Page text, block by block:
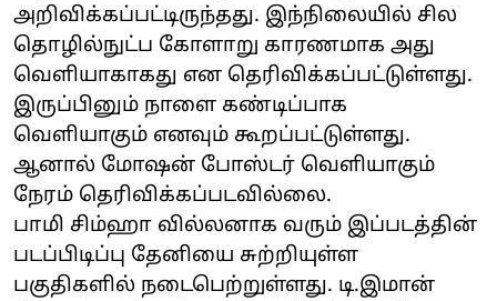
அறிவிக்கப்பட்டிருந்தது. இந்நிலையில் சில
தொழில்நுட்ப கோளாறு காரணமாக அது
வெளியாகாகது என தெரிவிக்கப்பட்டுள்ளது.
இருப்பினும் நாளை கண்டிப்பாக
வெளியாகும் எனவும் கூறப்பட்டுள்ளது.
ஆனால் மோஷன் போஸ்டர் வெளியாகும்
நேரம் தெரிவிக்கப்படவில்லை.
பாமி சிம்ஹா வில்லனாக வரும் இப்படத்தின்
படப்பிடிப்பு தேனியை சுற்றியுள்ள
பகுதிகளில் நடைபெற்றுள்ளது. டி.இமான்